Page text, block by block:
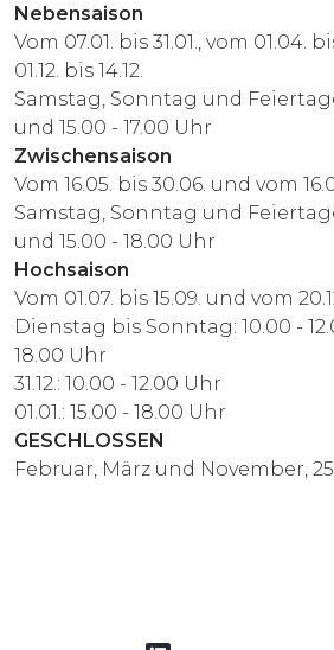
Nebensaison
Vom 07.01. bis 31.01., vom 01.04.
01.12. bis 14.12.
Samstag, Sonntag und
und 15.00 - 17.00 Uhr
Zwischensaison
Vom 16.05. bis 30.06. und vom
Samstag, Sonntag und
und 15.00 - 18.00 Uhr
Hochsaison
Vom 01.07. bis 15.09. und vom
Dienstag bis Sonntag: 10.00 -
18.00 Uhr
31.12.: 10.00 - 12.00 Uhr
01.01.: 15.00 - 18.00 Uhr
GESCHLOSSEN
Februar, März und November,